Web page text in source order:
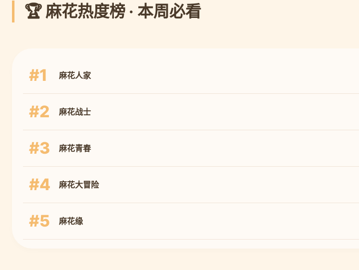
🏆 麻花热度榜 · 本周必看
#1 麻花人家
#2 麻花战士
#3 麻花青春
#4 麻花大冒险
#5 麻花缘